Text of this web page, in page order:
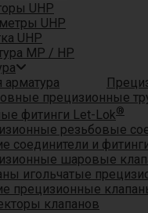
UHP
UHP
UHP
MP / HP
прецизионные
фитинги Let-Lok®
резьбовые
соединители и
шаровые
игольчатые
прецизионные
клапанов